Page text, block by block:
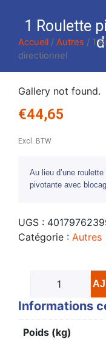
1 Roulette
Accueil / Autres / 1
directionnel
Gallery not found.
€44,65
Excl. BTW
Au lieu d’une
pivotante avec
UGS :
Catégorie : Autres
Informations
Poids (kg)